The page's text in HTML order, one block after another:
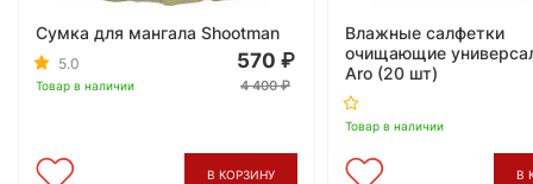
Сумка для мангала Shootman
5.0
Товар в наличии
570
4 400
В КОРЗИНУ
Влажные салфетки
очищающие
Aro (20 шт)
Товар в наличии
В